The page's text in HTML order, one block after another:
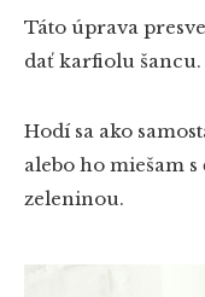
Táto úprava
dať karfiolu šancu.
Hodí sa ako
alebo ho miešam
zeleninou.